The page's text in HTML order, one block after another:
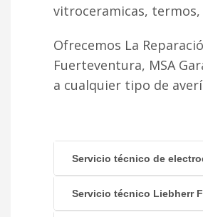
vitroceramicas,
Ofrecemos La
Fuerteventura, MSA
a cualquier tipo de
Servicio técnico de
Servicio técnico Liebherr